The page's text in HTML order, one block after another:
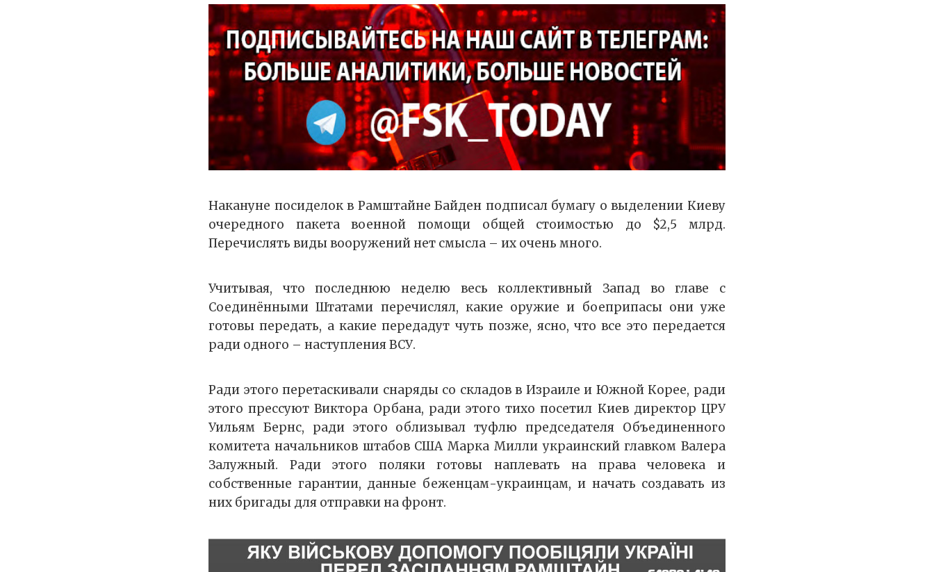
Накануне посиделок в Рамштайне Байден подписал бумагу о выделении Киеву
очередного пакета военной помощи общей стоимостью до $2,5 млрд.
Перечислять виды вооружений нет смысла – их очень много.
Учитывая, что последнюю неделю весь коллективный Запад во главе с
Соединёнными Штатами перечислял, какие оружие и боеприпасы они уже
готовы передать, а какие передадут чуть позже, ясно, что все это передается
ради одного – наступления ВСУ.
Ради этого перетаскивали снаряды со складов в Израиле и Южной Корее, ради
этого прессуют Виктора Орбана, ради этого тихо посетил Киев директор ЦРУ
Уильям Бернс, ради этого облизывал туфлю председателя Объединенного
комитета начальников штабов США Марка Милли украинский главком Валера
Залужный. Ради этого поляки готовы наплевать на права человека и
собственные гарантии, данные беженцам-украинцам, и начать создавать из
них бригады для отправки на фронт.